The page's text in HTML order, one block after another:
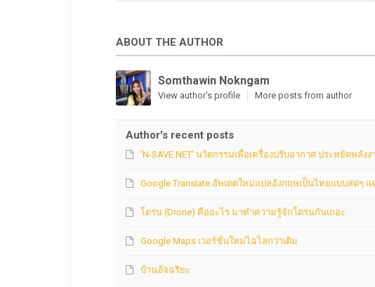
ABOUT THE AUTHOR
Somthawin Nokngam
View author's profile More posts from author
Author's recent posts
'N-SAVE.NET' นวัตกรรมเพื่อเครื่องปรับอากาศ ประหยัดพลัง
Google Translate อัพเดตใหม่แปลอังกฤษเป็นไทยแบบสดๆ แ
โดรน (Drone) คืออะไร มาทำความรู้จักโดรนกันเถอะ
Google Maps เวอร์ชั่นใหม่ไฉไลกว่าเดิม
บ้านอัจฉริยะ